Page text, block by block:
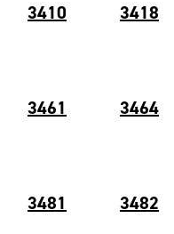
3410 3418
3461 3464
3481 3482